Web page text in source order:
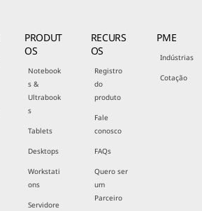
PRODUT
OS
Notebook
s &
Ultrabook
s
Tablets
Desktops
Workstati
ons
Servidore
RECURS
OS
Registro
do
produto
Fale
conosco
FAQs
Quero ser
um
Parceiro
PME
Indústrias
Cotação